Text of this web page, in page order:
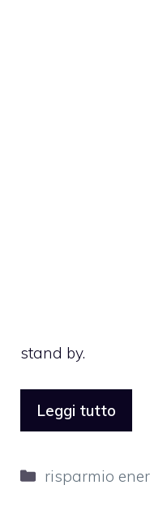
stand by.
Leggi tutto
Categorie
risparmio